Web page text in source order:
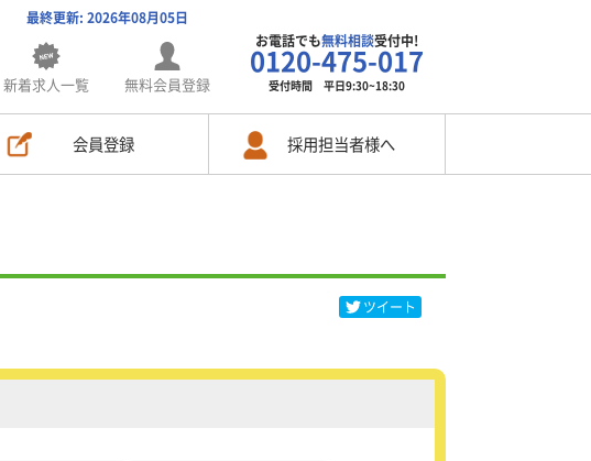
最終更新: 2026年08月05日
新着求人一覧 無料会員登録
お電話でも無料相談受付中!
0120-475-017
受付時間 平日9:30~18:30
会員登録 採用担当者様へ
ツイート